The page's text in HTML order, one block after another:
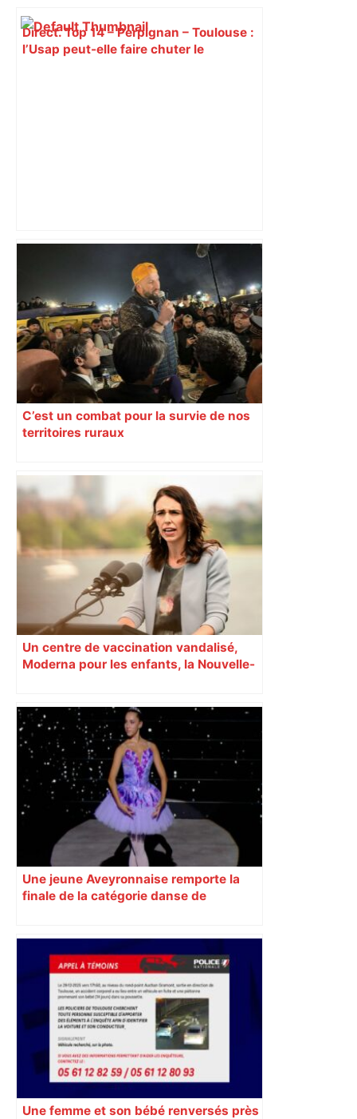
Direct. Top 14 – Perpignan – Toulouse :
l’Usap peut-elle faire chuter le
Lyon – Stade Toulousain : comment
Toulouse a frappé fort à Lyon pour
conclure une semaine agitée –
ladepeche.fr
C’est un combat pour la survie de nos
territoires ruraux
Un centre de vaccination vandalisé,
Moderna pour les enfants, la Nouvelle-
Une jeune Aveyronnaise remporte la
finale de la catégorie danse de
Une femme et son bébé renversés près